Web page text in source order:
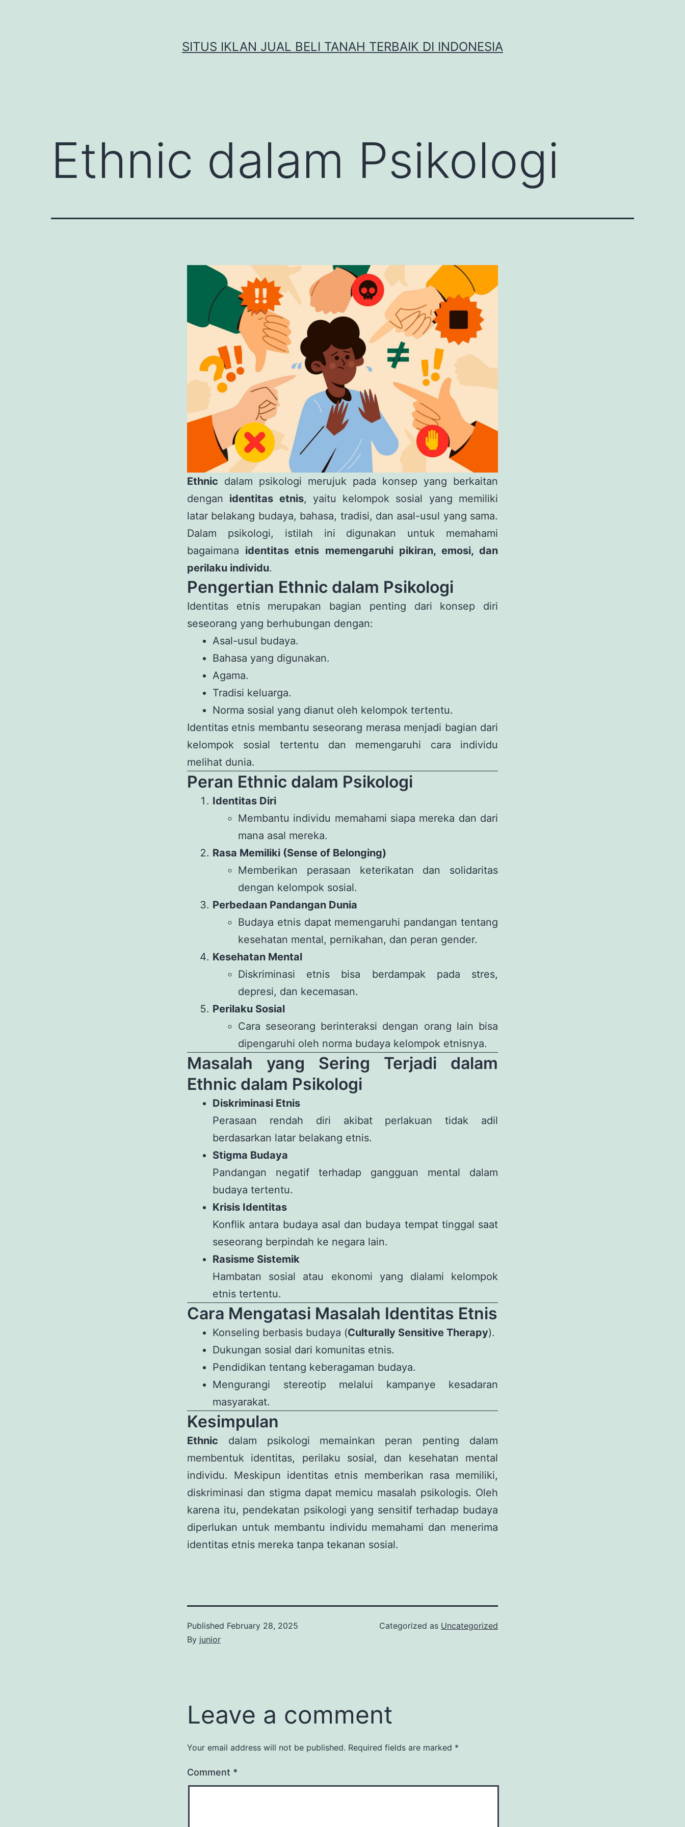
SITUS IKLAN JUAL BELI TANAH TERBAIK DI INDONESIA
Ethnic dalam Psikologi
Ethnic dalam psikologi merujuk pada konsep yang berkaitan
dengan identitas etnis, yaitu kelompok sosial yang memiliki
latar belakang budaya, bahasa, tradisi, dan asal-usul yang sama.
Dalam psikologi, istilah ini digunakan untuk memahami
bagaimana identitas etnis memengaruhi pikiran, emosi, dan
perilaku individu.
Pengertian Ethnic dalam Psikologi
Identitas etnis merupakan bagian penting dari konsep diri
seseorang yang berhubungan dengan:
Asal-usul budaya.
Bahasa yang digunakan.
Agama.
Tradisi keluarga.
Norma sosial yang dianut oleh kelompok tertentu.
Identitas etnis membantu seseorang merasa menjadi bagian dari
kelompok sosial tertentu dan memengaruhi cara individu
melihat dunia.
Peran Ethnic dalam Psikologi
Identitas Diri
Membantu individu memahami siapa mereka dan dari
mana asal mereka.
Rasa Memiliki (Sense of Belonging)
Memberikan perasaan keterikatan dan solidaritas
dengan kelompok sosial.
Perbedaan Pandangan Dunia
Budaya etnis dapat memengaruhi pandangan tentang
kesehatan mental, pernikahan, dan peran gender.
Kesehatan Mental
Diskriminasi etnis bisa berdampak pada stres,
depresi, dan kecemasan.
Perilaku Sosial
Cara seseorang berinteraksi dengan orang lain bisa
dipengaruhi oleh norma budaya kelompok etnisnya.
Masalah yang Sering Terjadi dalam
Ethnic dalam Psikologi
Diskriminasi Etnis
Perasaan rendah diri akibat perlakuan tidak adil
berdasarkan latar belakang etnis.
Stigma Budaya
Pandangan negatif terhadap gangguan mental dalam
budaya tertentu.
Krisis Identitas
Konflik antara budaya asal dan budaya tempat tinggal saat
seseorang berpindah ke negara lain.
Rasisme Sistemik
Hambatan sosial atau ekonomi yang dialami kelompok
etnis tertentu.
Cara Mengatasi Masalah Identitas Etnis
Konseling berbasis budaya (Culturally Sensitive Therapy).
Dukungan sosial dari komunitas etnis.
Pendidikan tentang keberagaman budaya.
Mengurangi stereotip melalui kampanye kesadaran
masyarakat.
Kesimpulan
Ethnic dalam psikologi memainkan peran penting dalam
membentuk identitas, perilaku sosial, dan kesehatan mental
individu. Meskipun identitas etnis memberikan rasa memiliki,
diskriminasi dan stigma dapat memicu masalah psikologis. Oleh
karena itu, pendekatan psikologi yang sensitif terhadap budaya
diperlukan untuk membantu individu memahami dan menerima
identitas etnis mereka tanpa tekanan sosial.
Published February 28, 2025
By junior
Categorized as Uncategorized
Leave a comment
Your email address will not be published. Required fields are marked *
Comment *